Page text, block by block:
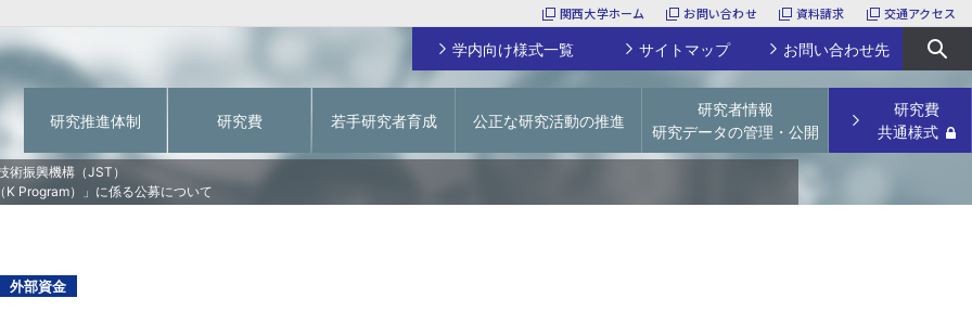
関西大学ホーム お問い合わせ 資料請求 交通アクセス
学内向け様式一覧 サイトマップ お問い合わせ先
研究推進体制
ご挨拶 URA
研究費
業
学内研究費
研究支援経費・補助費
若手研究者育成
日本学術振興会 特別研究員
関西大学特別任用研究員
関西大学RA
公正な研究活動の推進
研究費の不正使用防止
研究活動上の不正行為防止
動物実験を対象とする研究倫理審査
研究者情報
研究データの管理・公開
学術情報システム
学術リポジトリ
関大 先生チャンネル
研究費
共通様式
術振興機構（JST）
Program）」に係る公募について
外部資金